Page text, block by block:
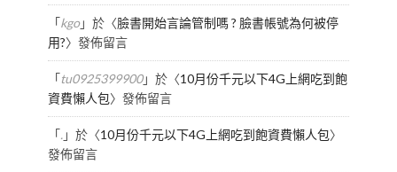
「kgo」於〈臉書開始言論管制嗎 ? 臉書帳號為何被停
用?〉發佈留言
「tu0925399900」於〈10月份千元以下4G上網吃到飽
資費懶人包〉發佈留言
「.」於〈10月份千元以下4G上網吃到飽資費懶人包〉
發佈留言